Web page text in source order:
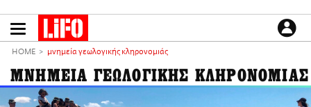
το
κυρίως
ΕΙΔΗΣΕΙΣ
CULTURE
ΑΠΟΨΕΙΣ
HOME μνημεία γεωλογικής κληρονομιάς
ΜΝΗΜΕΙΑ ΓΕΩΛΟΓΙΚΗΣ ΚΛΗΡΟΝΟΜΙΑΣ